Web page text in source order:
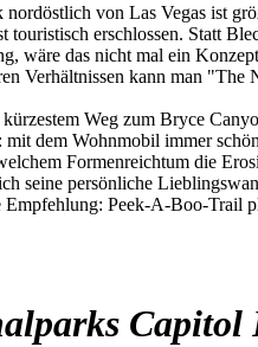
von Las Vegas ist
touristisch erschlossen. Statt
wäre das nicht mal ein
Verhältnissen kann man
Weg zum Bryce
mit dem Wohnmobil immer
Formenreichtum die
seine persönliche
Empfehlung: Peek-A-Boo-Trail
Capitol